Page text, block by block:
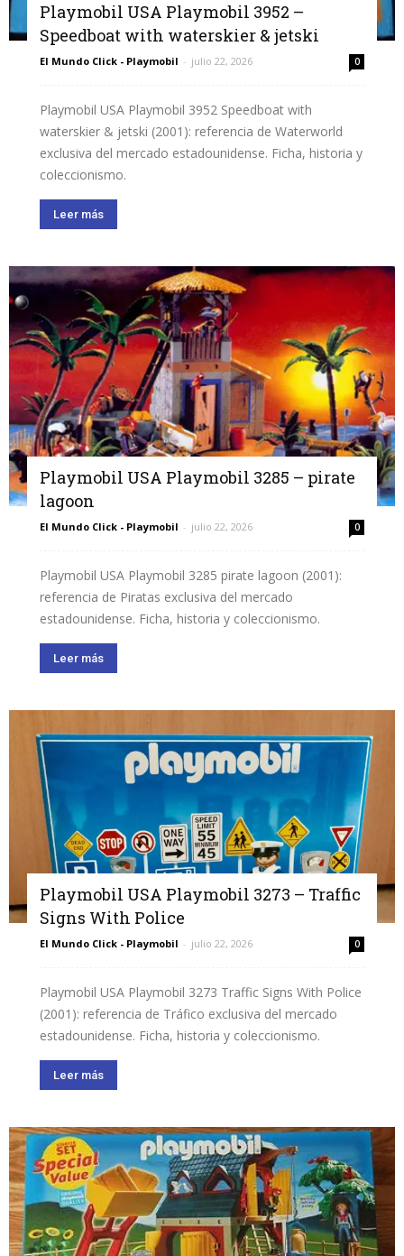
Playmobil USA Playmobil 3952 –
Speedboat with waterskier & jetski
El Mundo Click - Playmobil - julio 22, 2026 0
Playmobil USA Playmobil 3952 Speedboat with
waterskier & jetski (2001): referencia de Waterworld
exclusiva del mercado estadounidense. Ficha, historia y
coleccionismo.
Leer más
Playmobil USA Playmobil 3285 – pirate
lagoon
El Mundo Click - Playmobil - julio 22, 2026 0
Playmobil USA Playmobil 3285 pirate lagoon (2001):
referencia de Piratas exclusiva del mercado
estadounidense. Ficha, historia y coleccionismo.
Leer más
Playmobil USA Playmobil 3273 – Traffic
Signs With Police
El Mundo Click - Playmobil - julio 22, 2026 0
Playmobil USA Playmobil 3273 Traffic Signs With Police
(2001): referencia de Tráfico exclusiva del mercado
estadounidense. Ficha, historia y coleccionismo.
Leer más